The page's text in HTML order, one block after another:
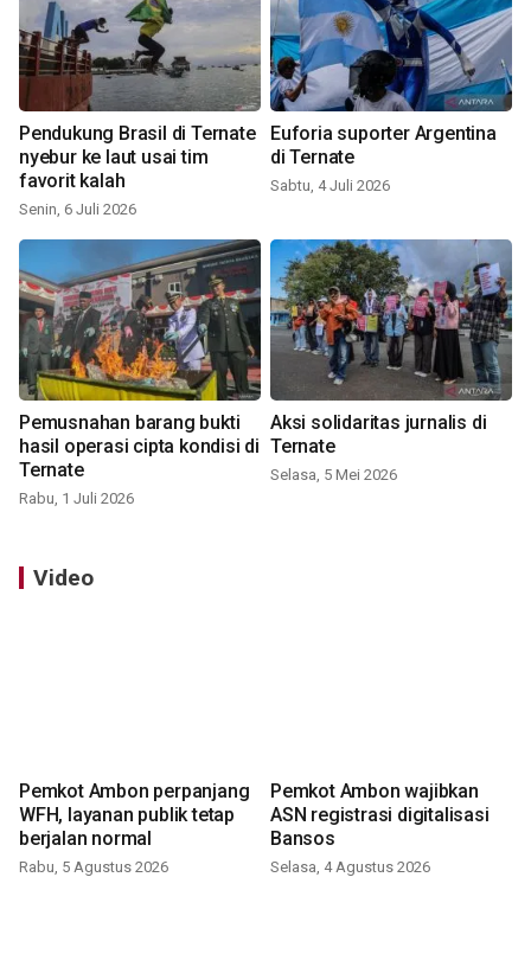
Pendukung Brasil di Ternate
nyebur ke laut usai tim
favorit kalah
Senin, 6 Juli 2026
Euforia suporter Argentina
di Ternate
Sabtu, 4 Juli 2026
Pemusnahan barang bukti
hasil operasi cipta kondisi di
Ternate
Rabu, 1 Juli 2026
Aksi solidaritas jurnalis di
Ternate
Selasa, 5 Mei 2026
Video
Pemkot Ambon perpanjang
WFH, layanan publik tetap
berjalan normal
Rabu, 5 Agustus 2026
Pemkot Ambon wajibkan
ASN registrasi digitalisasi
Bansos
Selasa, 4 Agustus 2026